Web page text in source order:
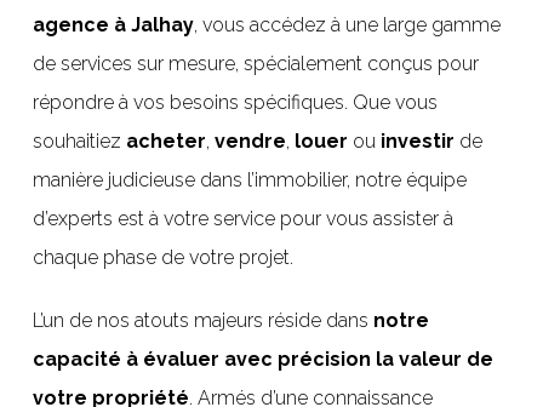
agence à Jalhay, vous accédez à une large gamme
de services sur mesure, spécialement conçus pour
répondre à vos besoins spécifiques. Que vous
souhaitiez acheter, vendre, louer ou investir de
manière judicieuse dans l’immobilier, notre équipe
d’experts est à votre service pour vous assister à
chaque phase de votre projet.
L’un de nos atouts majeurs réside dans notre
capacité à évaluer avec précision la valeur de
votre propriété. Armés d’une connaissance